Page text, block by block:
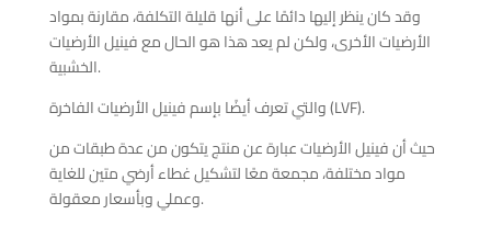
وقد كان ينظر إليها دائمًا على أنها قليلة التكلفة، مقارنة بمواد
الأرضيات الأخرى، ولكن لم يعد هذا هو الحال مع فينيل الأرضيات
الخشبية.
والتي تعرف أيضًا بإسم فينيل الأرضيات الفاخرة (LVF).
حيث أن فينيل الأرضيات عبارة عن منتج يتكون من عدة طبقات من
مواد مختلفة، مجمعة معًا لتشكيل غطاء أرضي متين للغاية
وعملي وبأسعار معقولة.